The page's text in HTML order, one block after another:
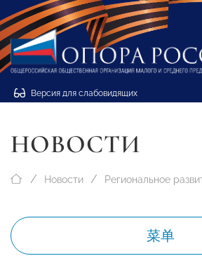
Версия для слабовидящих
НОВОСТИ
Новости Региональное
菜单